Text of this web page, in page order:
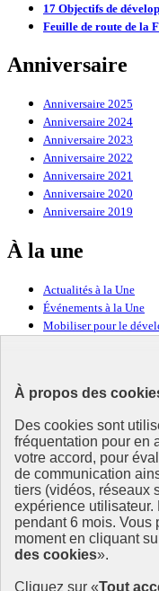
À propos des
Des cookies sont
fréquentation pour en
votre accord, pour
de communication
tiers (vidéos, réseaux
expérience
pendant 6 mois. Vous
moment en cliquant
des cookies».
Cliquez sur «Tout
17 Objectifs de
Feuille de route de la
Anniversaire
Anniversaire 2025
Anniversaire 2024
Anniversaire 2023
Anniversaire 2022
Anniversaire 2021
Anniversaire 2020
Anniversaire 2019
À la une
Actualités à la Une
Événements à la Une
Mobiliser pour le
Ressources
Ressources
La Méth’ODD
Gouvernement
Ce site propose
2030 et la feuille de route
tous les acteurs.
info.gouv.fr- ouvre